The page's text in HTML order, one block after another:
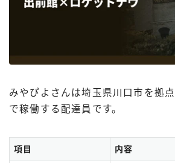
みやぴよさんは埼玉県川口市を拠
で稼働する配達員です。
項目 内容